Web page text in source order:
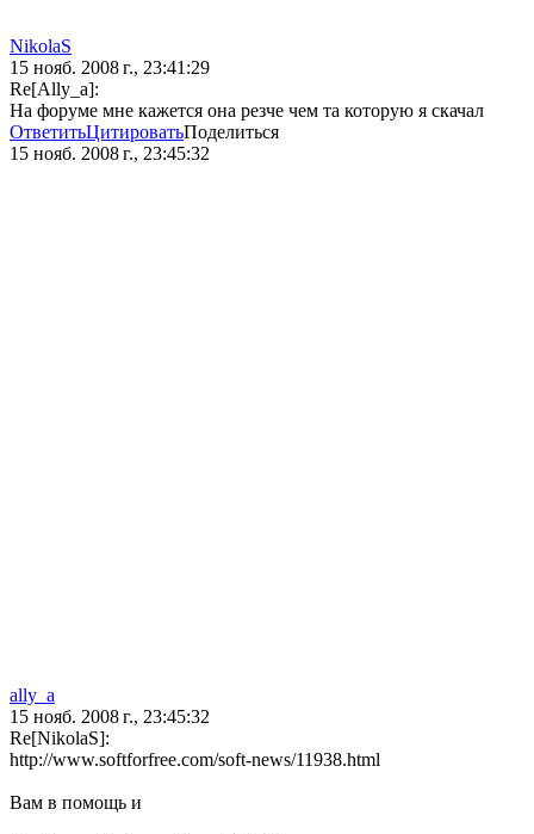
NikolaS
15 нояб. 2008 г., 23:41:29
Re[Ally_a]:
На форуме мне кажется она резче чем та которую я скачал
ОтветитьЦитироватьПоделиться
15 нояб. 2008 г., 23:45:32
ally_a
15 нояб. 2008 г., 23:45:32
Re[NikolaS]:
http://www.softforfree.com/soft-news/11938.html
Вам в помощь и